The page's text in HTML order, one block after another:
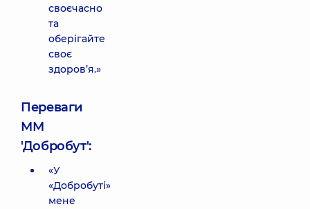
своєчасно
та
оберігайте
своє
здоров’я.»
Переваги
ММ
'Добробут':
«У
«Добробуті»
мене